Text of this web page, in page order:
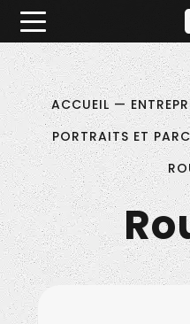
ACCUEIL —
PORTRAITS ET
Pitch ta
Êtes-vous d'accord